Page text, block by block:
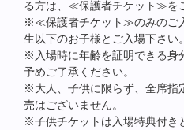
る方は、≪保護者チケット≫を
※≪保護者チケット≫のみのご
生以下のお子様とご入場下さい。
※入場時に年齢を証明できる身
予めご了承ください。
※大人、子供に限らず、全席指
売はございません。
※子供チケットは入場特典付き